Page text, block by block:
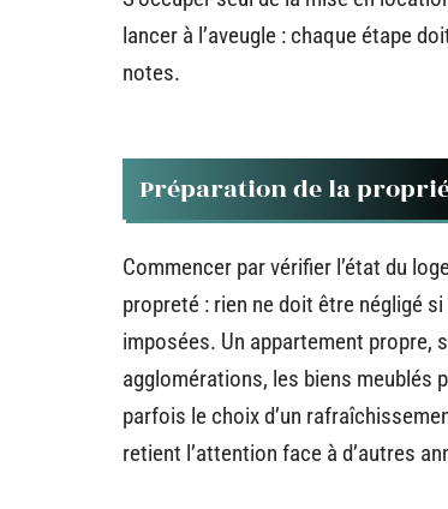
lancer à l’aveugle : chaque étape
notes.
Préparation de la
Commencer par vérifier l’état du
propreté : rien ne doit être négligé
imposées. Un appartement propre,
agglomérations, les biens meublés
parfois le choix d’un
retient l’attention face à d’autres